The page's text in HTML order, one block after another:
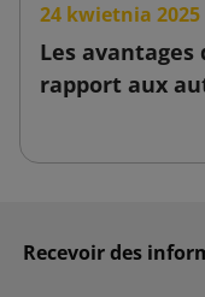
24 kwietnia 2025
Les
rapport aux
Recevoir des